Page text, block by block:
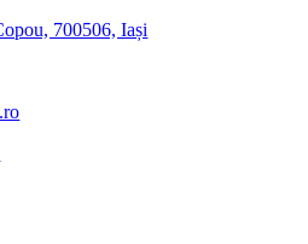
700506, Iași